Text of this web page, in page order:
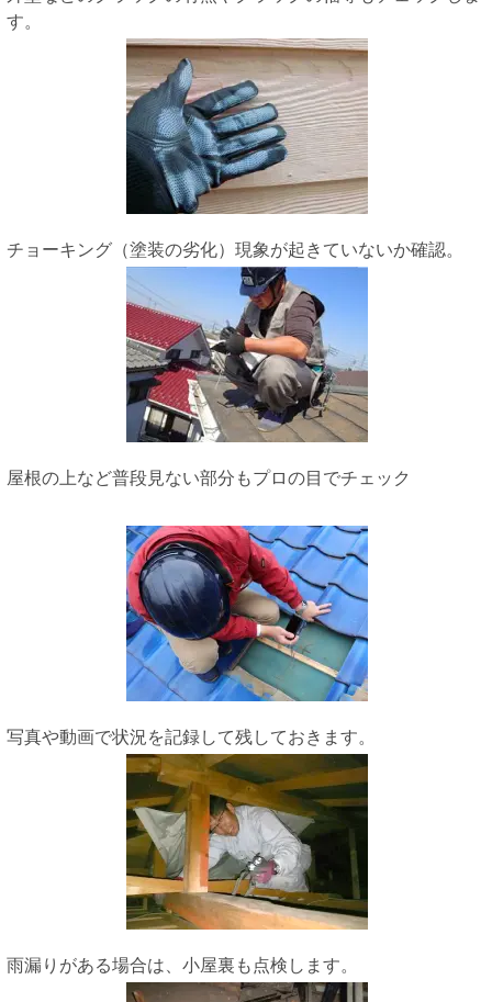
す。
チョーキング（塗装の劣化）現象が起きていないか確認。
屋根の上など普段見ない部分もプロの目でチェック
写真や動画で状況を記録して残しておきます。
雨漏りがある場合は、小屋裏も点検します。